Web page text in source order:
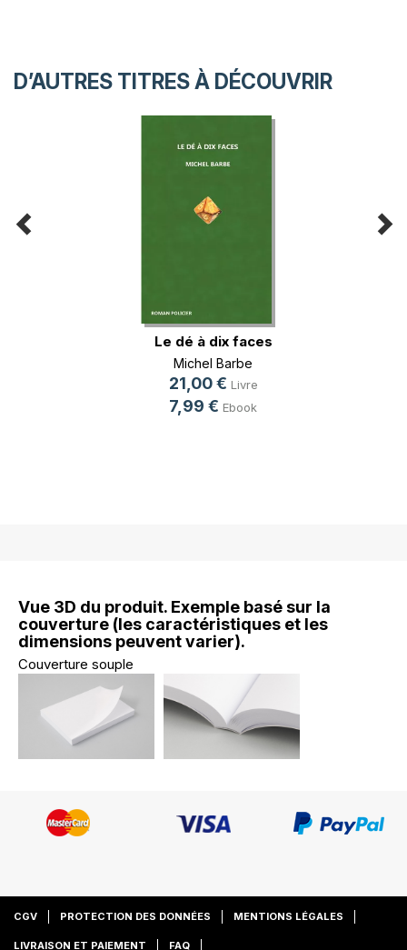
D’AUTRES TITRES À DÉCOUVRIR
Le dé à dix faces
Michel Barbe
21,00 € Livre
7,99 € Ebook
Vue 3D du produit. Exemple basé sur la
couverture (les caractéristiques et les
dimensions peuvent varier).
Couverture souple
CGV PROTECTION DES DONNÉES MENTIONS LÉGALES
LIVRAISON ET PAIEMENT FAQ